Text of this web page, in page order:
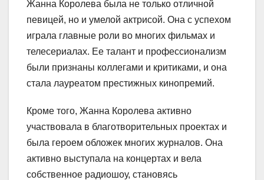
Жанна Королева была не только отличной
певицей, но и умелой актрисой. Она с успехом
играла главные роли во многих фильмах и
телесериалах. Ее талант и профессионализм
были признаны коллегами и критиками, и она
стала лауреатом престижных кинопремий.
Кроме того, Жанна Королева активно
участвовала в благотворительных проектах и
была героем обложек многих журналов. Она
активно выступала на концертах и вела
собственное радиошоу, становясь